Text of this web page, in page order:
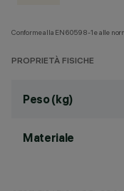
Conforme alla EN60598-1 e alle
PROPRIETÀ FISICHE
Peso (kg)
Materiale